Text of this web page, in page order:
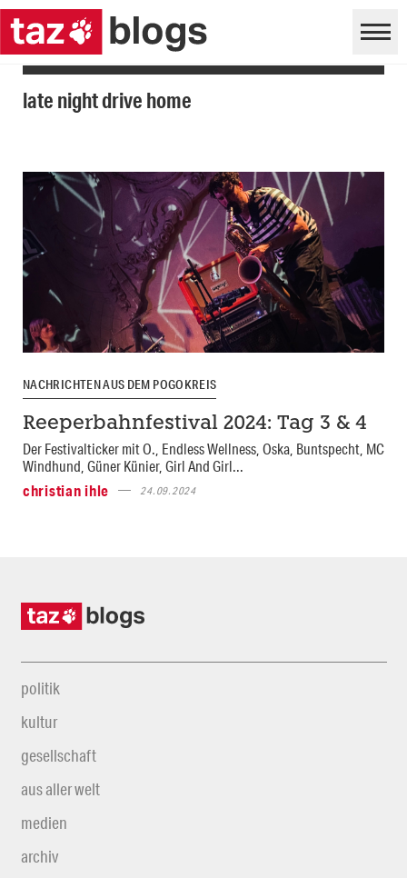
late night drive home
NACHRICHTEN AUS DEM POGOKREIS
Reeperbahnfestival 2024: Tag 3 & 4
Der Festivalticker mit O., Endless Wellness, Oska, Buntspecht, MC
Windhund, Güner Künier, Girl And Girl...
christian ihle
24.09.2024
politik
kultur
gesellschaft
aus aller welt
medien
archiv